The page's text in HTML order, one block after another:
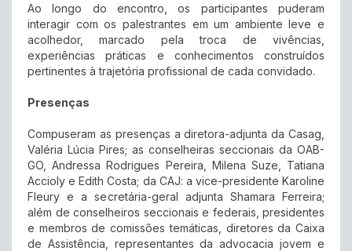
Ao longo do encontro, os participantes puderam
interagir com os palestrantes em um ambiente leve e
acolhedor, marcado pela troca de vivências,
experiências práticas e conhecimentos construídos
pertinentes à trajetória profissional de cada convidado.
Presenças
Compuseram as presenças a diretora-adjunta da Casag,
Valéria Lúcia Pires; as conselheiras seccionais da OAB-
GO, Andressa Rodrigues Pereira, Milena Suze, Tatiana
Accioly e Edith Costa; da CAJ: a vice-presidente Karoline
Fleury e a secretária-geral adjunta Shamara Ferreira;
além de conselheiros seccionais e federais, presidentes
e membros de comissões temáticas, diretores da Caixa
de Assistência, representantes da advocacia jovem e